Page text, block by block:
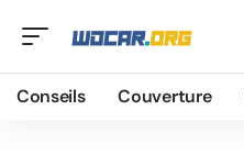
Conseils Couverture